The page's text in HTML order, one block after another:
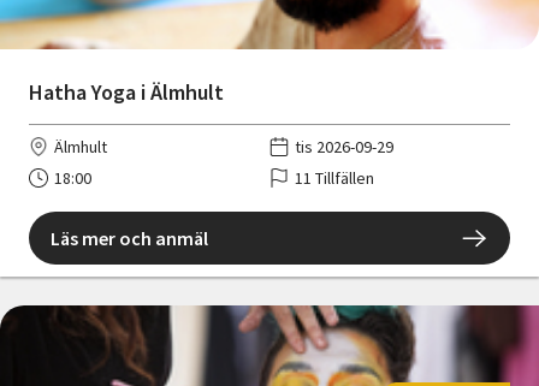
Hatha Yoga i Älmhult
Älmhult
tis 2026-09-29
18:00
11 Tillfällen
Läs mer och anmäl